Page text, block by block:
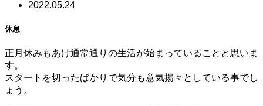
2022.05.24
休息
正月休みもあけ通常通りの生活が始まっていることと思いま
す。
スタートを切ったばかりで気分も意気揚々としている事でし
ょう。